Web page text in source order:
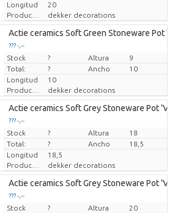
Longitud
20
Productor
dekker decorations
Actie ceramics Soft Green Stoneware Pot
??? -,--
Precio por pieza
Stock ? Altura
9
Total:
? Ancho
10
Longitud
10
Productor
dekker decorations
Actie ceramics Soft Grey Stoneware Pot
??? -,--
Precio por pieza
Stock ? Altura
18
Total:
? Ancho
18,5
Longitud
18,5
Productor
dekker decorations
Actie ceramics Soft Grey Stoneware Pot
??? -,--
Precio por pieza
Stock ? Altura
20